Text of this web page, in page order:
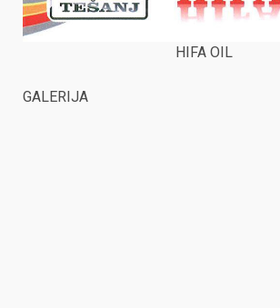
HIFA OIL
GALERIJA